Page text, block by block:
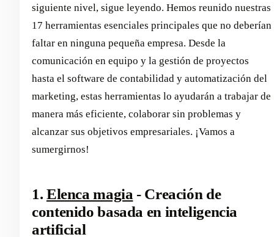
siguiente nivel, sigue leyendo. Hemos reunido nuestras
17 herramientas esenciales principales que no deberían
faltar en ninguna pequeña empresa. Desde la
comunicación en equipo y la gestión de proyectos
hasta el software de contabilidad y automatización del
marketing, estas herramientas lo ayudarán a trabajar de
manera más eficiente, colaborar sin problemas y
alcanzar sus objetivos empresariales. ¡Vamos a
sumergirnos!
1. Elenca magia - Creación de
contenido basada en inteligencia
artificial